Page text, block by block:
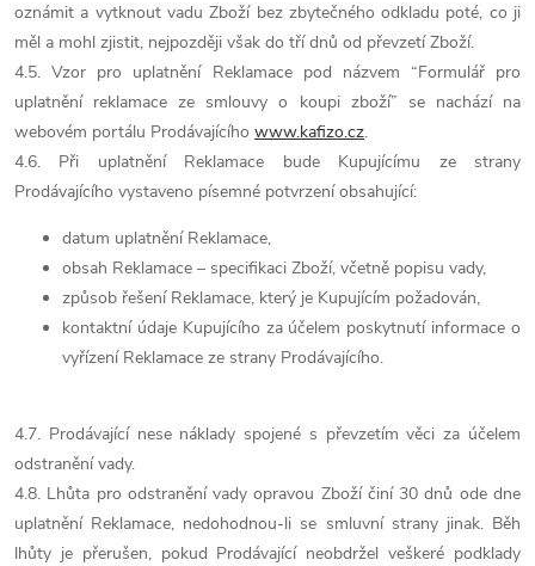
oznámit a vytknout vadu Zboží bez zbytečného odkladu poté, co ji
měl a mohl zjistit, nejpozději však do tří dnů od převzetí Zboží.
4.5. Vzor pro uplatnění Reklamace pod názvem “Formulář pro
uplatnění reklamace ze smlouvy o koupi zboží” se nachází na
webovém portálu Prodávajícího www.kafizo.cz.
4.6. Při uplatnění Reklamace bude Kupujícímu ze strany
Prodávajícího vystaveno písemné potvrzení obsahující:
datum uplatnění Reklamace,
obsah Reklamace – specifikaci Zboží, včetně popisu vady,
způsob řešení Reklamace, který je Kupujícím požadován,
kontaktní údaje Kupujícího za účelem poskytnutí informace o
vyřízení Reklamace ze strany Prodávajícího.
4.7. Prodávající nese náklady spojené s převzetím věci za účelem
odstranění vady.
4.8. Lhůta pro odstranění vady opravou Zboží činí 30 dnů ode dne
uplatnění Reklamace, nedohodnou-li se smluvní strany jinak. Běh
lhůty je přerušen, pokud Prodávající neobdržel veškeré podklady